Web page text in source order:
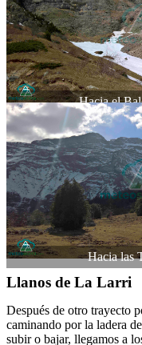
Hacia el
Hacia las
Llanos de La Larri
Después de otro trayecto
caminando por la ladera
subir o bajar, llegamos a